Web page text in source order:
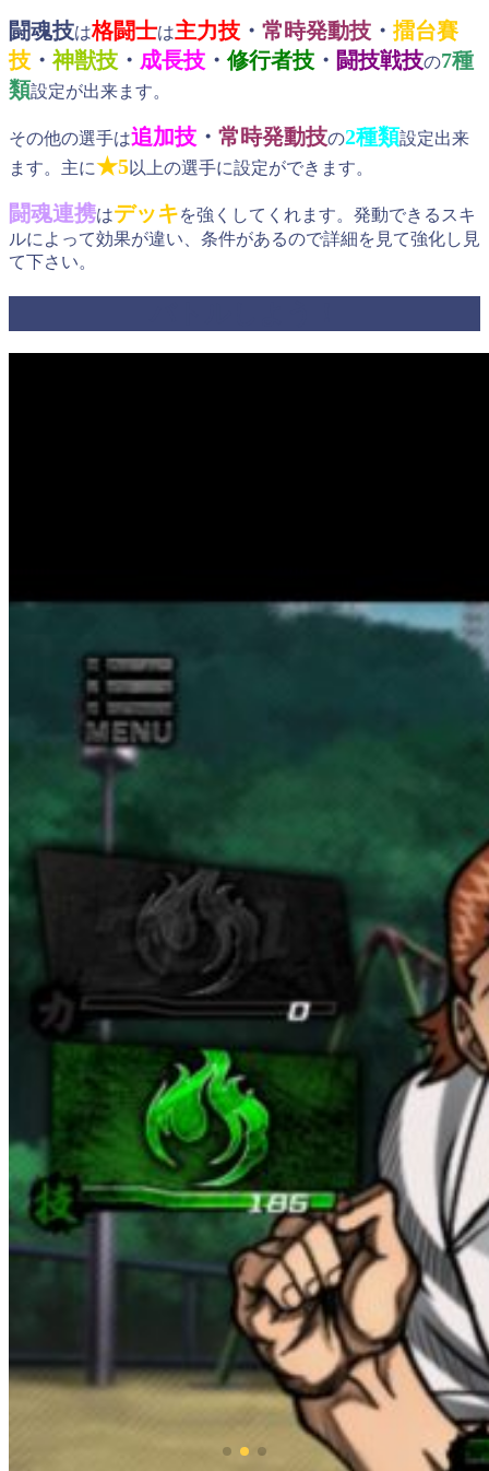
闘魂技は格闘士は主力技 ・ 常時発動技 ・ 擂台賽
技 ・神獣技 ・ 成長技 ・修行者技 ・ 闘技戦技の7種
類設定が出来ます。
その他の選手は追加技 ・ 常時発動技の2種類設定出来
ます。主に★5以上の選手に設定ができます。
闘魂連携はデッキを強くしてくれます。発動できるスキ
ルによって効果が違い、条件があるので詳細を見て強化し見
て下さい。